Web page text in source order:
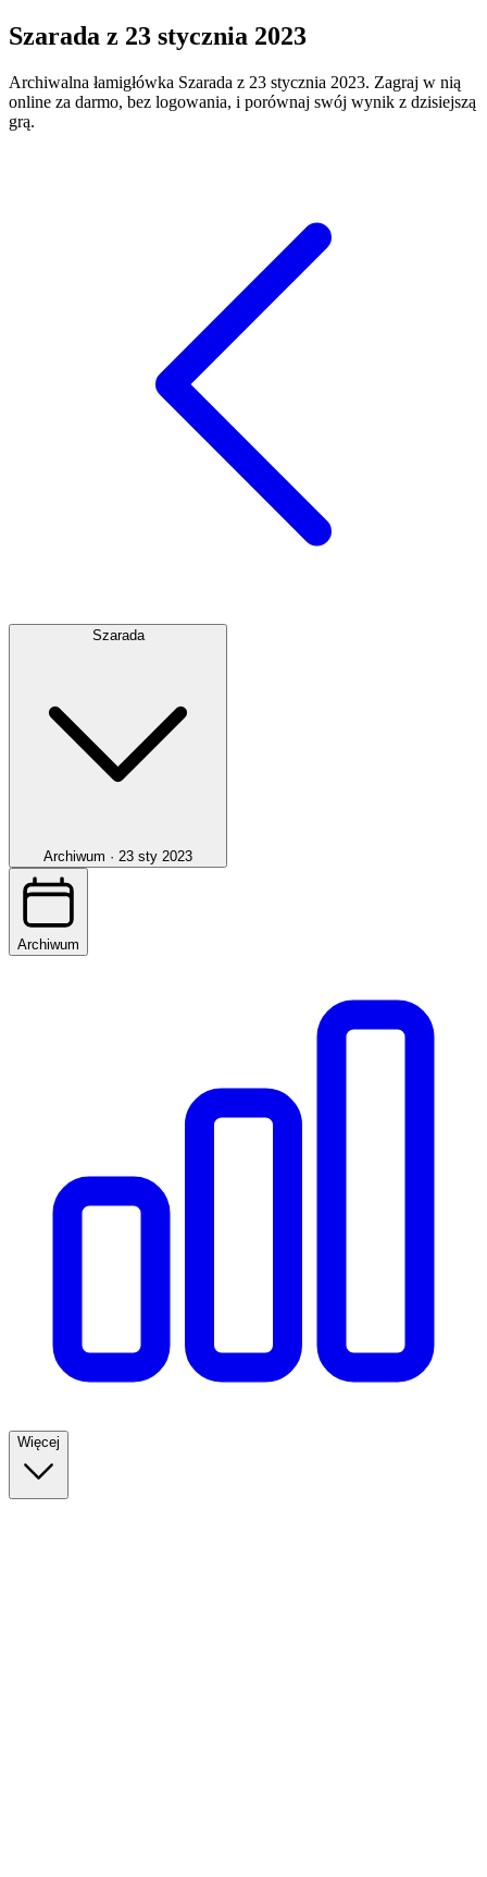
Szarada z 23 stycznia 2023
Archiwalna łamigłówka Szarada z 23 stycznia 2023. Zagraj w nią
online za darmo, bez logowania, i porównaj swój wynik z dzisiejszą
grą.
Szarada
Archiwum · 23 sty 2023
Archiwum
Więcej